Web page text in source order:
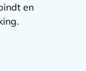
en